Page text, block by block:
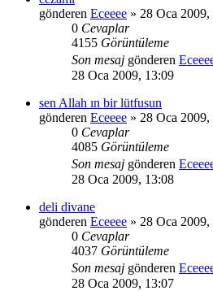
gönderen Eceeee » 28 Oca 2009,
0 Cevaplar
4155 Görüntüleme
Son mesaj gönderen
28 Oca 2009, 13:09
sen Allah ın bir lütfusun
gönderen Eceeee » 28 Oca 2009,
0 Cevaplar
4085 Görüntüleme
Son mesaj gönderen
28 Oca 2009, 13:08
deli divane
gönderen Eceeee » 28 Oca 2009,
0 Cevaplar
4037 Görüntüleme
Son mesaj gönderen
28 Oca 2009, 13:07